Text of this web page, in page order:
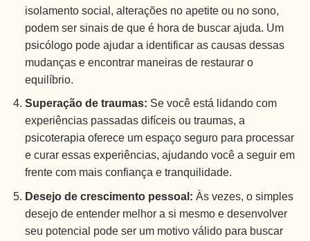
isolamento social, alterações no apetite ou no sono,
podem ser sinais de que é hora de buscar ajuda. Um
psicólogo pode ajudar a identificar as causas dessas
mudanças e encontrar maneiras de restaurar o
equilíbrio.
Superação de traumas: Se você está lidando com
experiências passadas difíceis ou traumas, a
psicoterapia oferece um espaço seguro para processar
e curar essas experiências, ajudando você a seguir em
frente com mais confiança e tranquilidade.
Desejo de crescimento pessoal: Às vezes, o simples
desejo de entender melhor a si mesmo e desenvolver
seu potencial pode ser um motivo válido para buscar